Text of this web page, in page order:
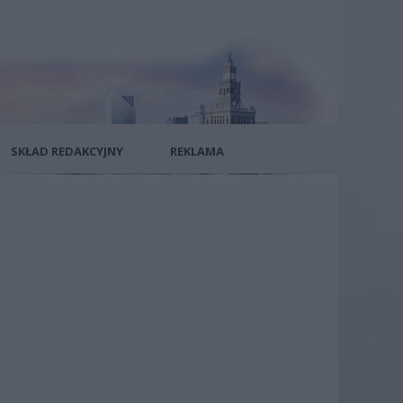
SKŁAD REDAKCYJNY REKLAMA